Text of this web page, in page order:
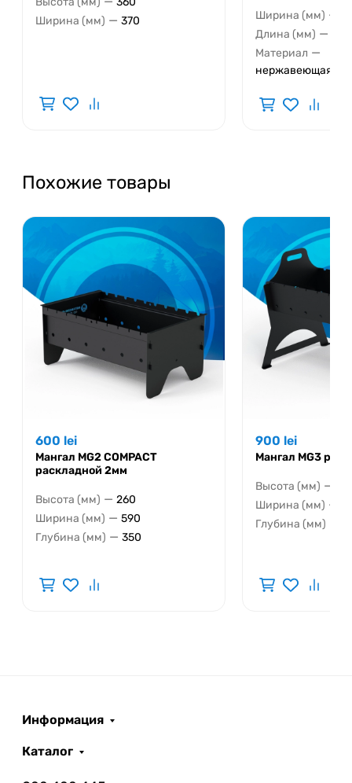
Ширина (мм) — 370 Ширина (мм) —
Длина (мм) —
Материал —
нержавеющая
Похожие товары
600 lei
Мангал MG2 COMPACT
раскладной 2мм
Высота (мм) — 260
Ширина (мм) — 590
Глубина (мм) — 350
900 lei
Мангал MG3
Высота (мм) —
Ширина (мм) —
Глубина (мм)
Информация
Каталог